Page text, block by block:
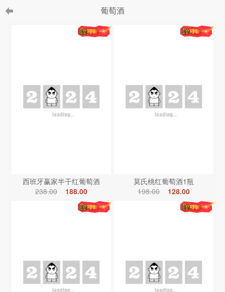
葡萄酒
西班牙赢家半干红葡萄酒
238.00
188.00
莫氏桃红葡萄酒1瓶
198.00
128.00